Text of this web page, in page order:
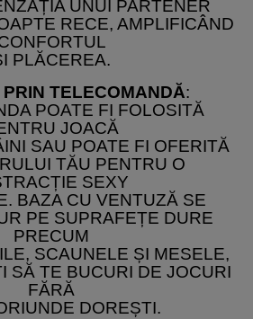
UNUI PARTENER
RECE, AMPLIFICÂND
PLĂCEREA.
TELECOMANDĂ:
POATE FI FOLOSITĂ
JOACĂ
SAU POATE FI OFERITĂ
TĂU PENTRU O
SEXY
BAZA CU VENTUZĂ SE
PE SUPRAFEȚE DURE
PRECUM
SCAUNELE ȘI MESELE,
SĂ TE BUCURI DE JOCURI
FĂRĂ
DOREȘTI.